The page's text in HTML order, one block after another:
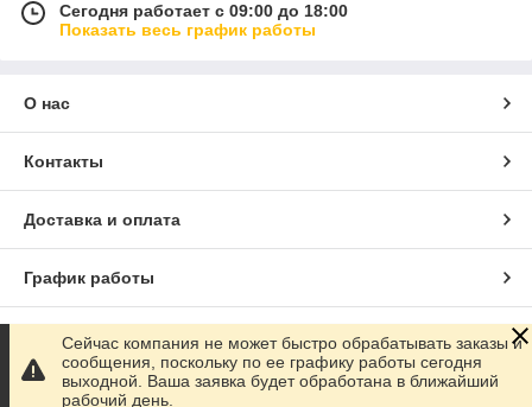
Сегодня работает с 09:00 до 18:00
Показать весь график работы
О нас
Контакты
Доставка и оплата
График работы
Полная версия сайта
Сайт создан на маркетплейсе Satu.kz
Сейчас компания не может быстро обрабатывать заказы и
сообщения, поскольку по ее графику работы сегодня
выходной. Ваша заявка будет обработана в ближайший
рабочий день.